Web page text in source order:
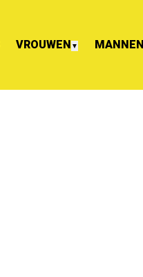
VROUWEN ▼ MANNEN